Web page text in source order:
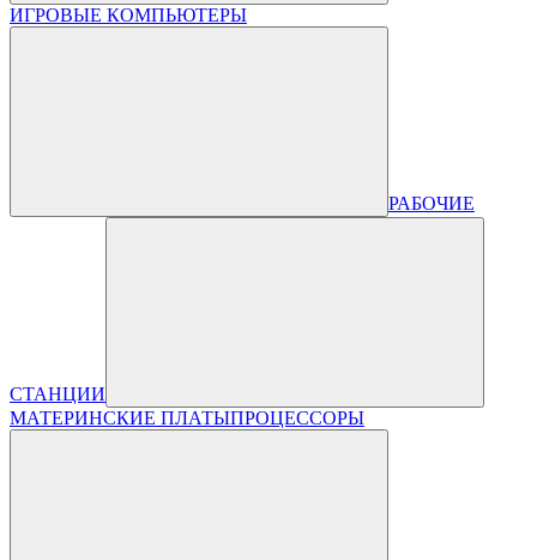
ИГРОВЫЕ КОМПЬЮТЕРЫ
РАБОЧИЕ
СТАНЦИИ
МАТЕРИНСКИЕ ПЛАТЫПРОЦЕССОРЫ